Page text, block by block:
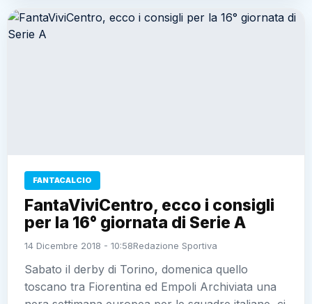
FANTACALCIO
FantaViviCentro, ecco i consigli
per la 16° giornata di Serie A
14 Dicembre 2018 - 10:58Redazione Sportiva
Sabato il derby di Torino, domenica quello
toscano tra Fiorentina ed Empoli Archiviata una